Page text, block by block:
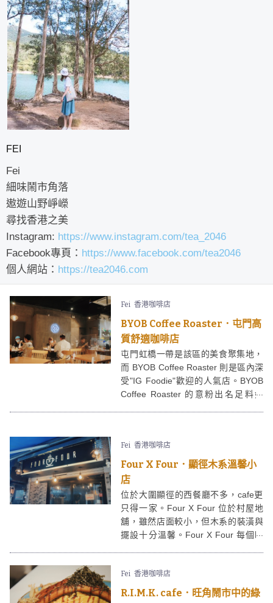
FEI
Fei
細味鬧市角落
遨遊山野崢嶸
尋找香港之美
Instagram: https://www.instagram.com/tea_2046
Facebook專頁： https://www.facebook.com/tea2046
個人網站： https://tea2046.com
Fei 香港咖啡店
BYOB Coffee Roaster．屯門高
質舒適咖啡店
屯門虹橋一帶是該區的美食聚集地，
而 BYOB Coffee Roaster 則是區內深
受"IG Foodie"歡迎的人氣店。BYOB
Coffee Roaster 的意粉出名足料好
Fei 香港咖啡店
Four X Four．顯徑木系溫馨小
店
位於大圍顯徑的西餐廳不多，cafe更
只得一家。Four X Four 位於村屋地
舖，雖然店面較小，但木系的裝潢與
擺設十分溫馨。Four X Four 每個時
Fei 香港咖啡店
R.I.M.K. cafe．旺角鬧市中的綠